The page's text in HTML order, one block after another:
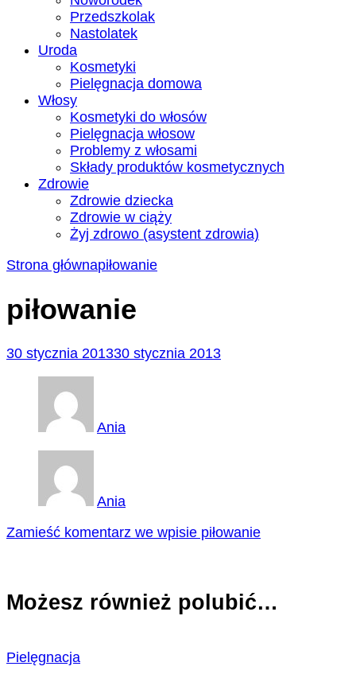
Przedszkolak
Nastolatek
Uroda
Kosmetyki
Pielęgnacja domowa
Włosy
Kosmetyki do włosów
Pielęgnacja włosow
Problemy z włosami
Składy produktów kosmetycznych
Zdrowie
Zdrowie dziecka
Zdrowie w ciąży
Żyj zdrowo (asystent zdrowia)
Strona głównapiłowanie
piłowanie
30 stycznia 201330 stycznia 2013
Ania
Ania
Zamieść komentarz we wpisie piłowanie
Możesz również polubić…
Pielęgnacja